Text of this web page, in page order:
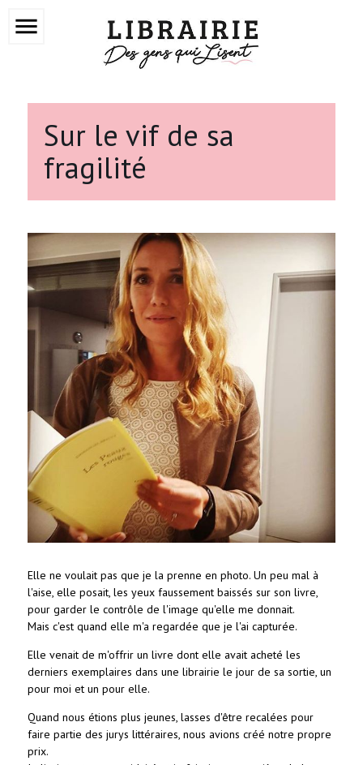
menu
Sur le vif de sa
fragilité
Elle ne voulait pas que je la prenne en photo. Un peu mal à
l'aise, elle posait, les yeux faussement baissés sur son livre,
pour garder le contrôle de l'image qu'elle me donnait.
Mais c'est quand elle m'a regardée que je l'ai capturée.
Elle venait de m'offrir un livre dont elle avait acheté les
derniers exemplaires dans une librairie le jour de sa sortie, un
pour moi et un pour elle.
Quand nous étions plus jeunes, lasses d'être recalées pour
faire partie des jurys littéraires, nous avions créé notre propre
prix.